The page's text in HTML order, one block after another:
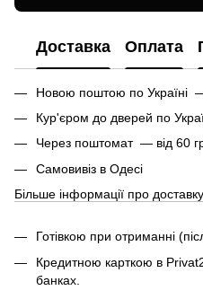
Доставка Оплата
Новою поштою по Україні
Кур'єром до дверей по
Через поштомат — від 60
Самовивіз в Одесі
Більше інформації про доставку
Готівкою при отриманні
Кредитною карткою в
банках.